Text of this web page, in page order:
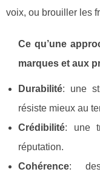
voix, ou brouiller les
Ce qu’une
marques et aux
Durabilité: une
résiste mieux au
Crédibilité: une
réputation.
Cohérence: